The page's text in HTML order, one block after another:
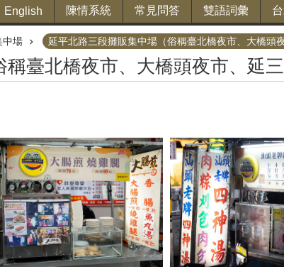
English 陳情系統 常見問答 雙語詞彙
中場 延平北路三段攤販集中場（俗稱臺北橋夜市、大橋頭
臺北橋夜市、大橋頭夜市、延